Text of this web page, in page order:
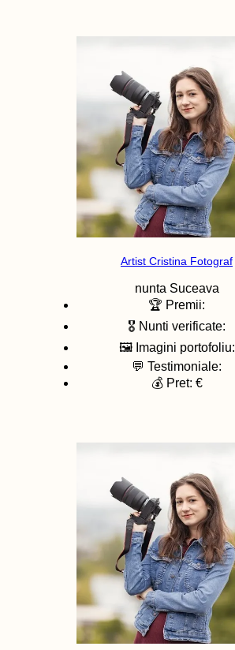
Artist Cristina Fotograf
nunta Suceava
🏆 Premii:
🎖️ Nunti verificate:
🖼️ Imagini portofoliu:
💬 Testimoniale:
💰 Pret: €